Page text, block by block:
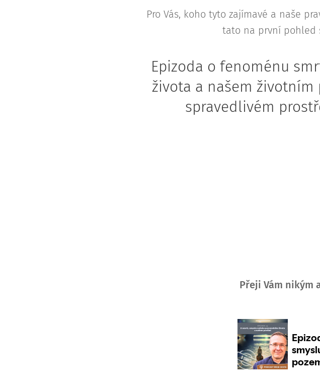
Pro Vás, koho tyto zajímavé a naše
tato na první pohled
Epizoda o fenoménu
života a našem
spravedlivém
Přeji Vám nikým